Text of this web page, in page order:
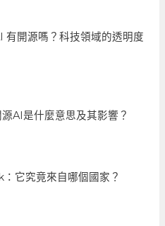
有開源嗎？科技領域的透明度
AI是什麼意思及其影響？
它究竟來自哪個國家？